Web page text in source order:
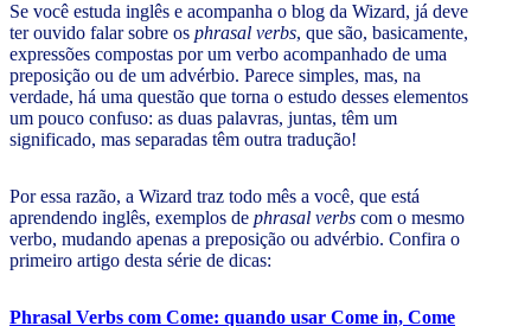
Se você estuda inglês e acompanha o blog da Wizard, já deve
ter ouvido falar sobre os phrasal verbs, que são, basicamente,
expressões compostas por um verbo acompanhado de uma
preposição ou de um advérbio. Parece simples, mas, na
verdade, há uma questão que torna o estudo desses elementos
um pouco confuso: as duas palavras, juntas, têm um
significado, mas separadas têm outra tradução!
Por essa razão, a Wizard traz todo mês a você, que está
aprendendo inglês, exemplos de phrasal verbs com o mesmo
verbo, mudando apenas a preposição ou advérbio. Confira o
primeiro artigo desta série de dicas:
Phrasal Verbs com Come: quando usar Come in, Come